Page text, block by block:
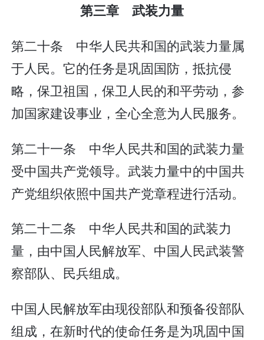
第三章 武装力量
第二十条 中华人民共和国的武装力量属
于人民。它的任务是巩固国防，抵抗侵
略，保卫祖国，保卫人民的和平劳动，参
加国家建设事业，全心全意为人民服务。
第二十一条 中华人民共和国的武装力量
受中国共产党领导。武装力量中的中国共
产党组织依照中国共产党章程进行活动。
第二十二条 中华人民共和国的武装力
量，由中国人民解放军、中国人民武装警
察部队、民兵组成。
中国人民解放军由现役部队和预备役部队
组成，在新时代的使命任务是为巩固中国